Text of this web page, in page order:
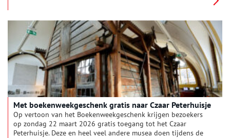
Met boekenweekgeschenk gratis naar Czaar Peterhuisje
Op vertoon van het Boekenweekgeschenk krijgen bezoekers
op zondag 22 maart 2026 gratis toegang tot het Czaar
Peterhuisje. Deze en heel veel andere musea doen tijdens de